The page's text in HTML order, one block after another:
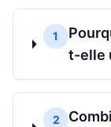
1
t-elle
2